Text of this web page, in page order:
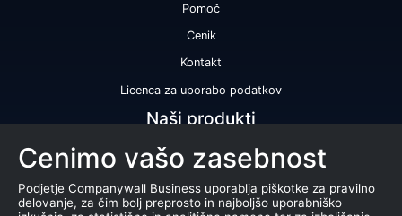
Pomoč
Cenik
Kontakt
Licenca za uporabo podatkov
Naši produkti
Bonitetna ocena
Bonitetno poročilo
Certifikat bonitetne odličnosti
Cenimo vašo zasebnost
Podjetje Companywall Business uporablja piškotke za pravilno
delovanje, za čim bolj preprosto in najboljšo uporabniško